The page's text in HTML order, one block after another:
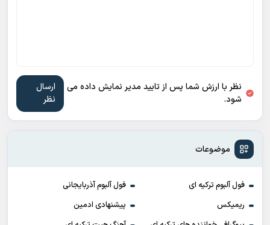
موضوعات
فول آلبوم ترکیه ای
فول آلبوم آذربایجانی
ریمیکس
پیشنهادی ادمین
نظر با ارزش شما پس از تایید مدیر نمایش داده می
شود.